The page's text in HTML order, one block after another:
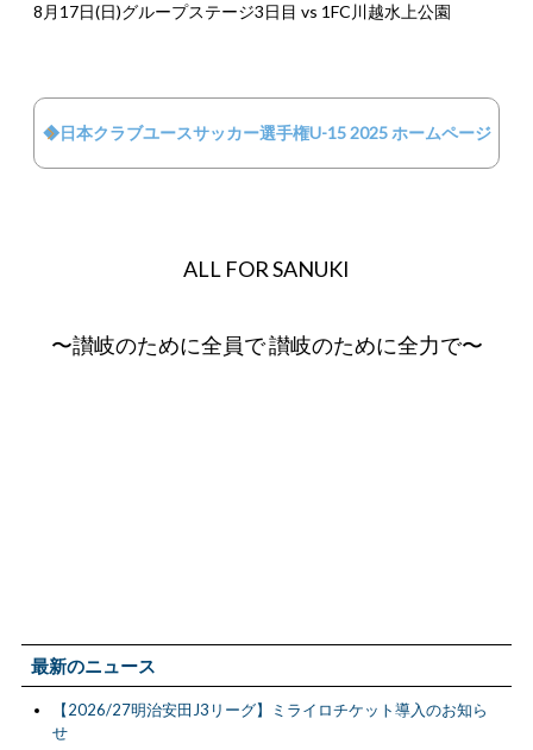
8月17日(日)グループステージ3日目 vs 1FC川越水上公園
◆日本クラブユースサッカー選手権U-15 2025 ホームページ
ALL FOR SANUKI
〜讃岐のために全員で 讃岐のために全力で〜
最新のニュース
【2026/27明治安田J3リーグ】ミライロチケット導入のお知ら
せ